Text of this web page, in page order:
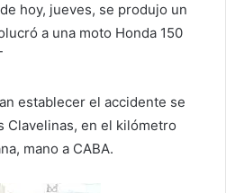
hoy, jueves, se produjo un
a una moto Honda 150
establecer el accidente se
Clavelinas, en el kilómetro
mano a CABA.